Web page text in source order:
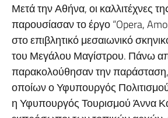
Μετά την Αθήνα, οι καλλιτέχνες
παρουσίασαν το έργο “Opera,
στο επιβλητικό μεσαιωνικό
του Μεγάλου Μαγίστρου. Πάνω
παρακολούθησαν την
οποίων ο Υφυπουργός
η Υφυπουργός Τουρισμού Άννα